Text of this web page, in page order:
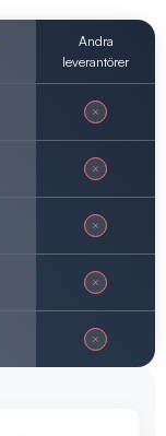
Andra
leverantörer